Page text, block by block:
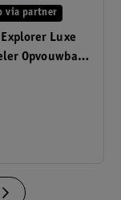
Luxe
Opvouwbaar
via partner